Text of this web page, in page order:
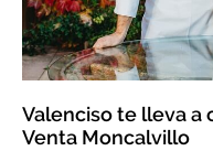
Valenciso te lleva a
Venta Moncalvillo